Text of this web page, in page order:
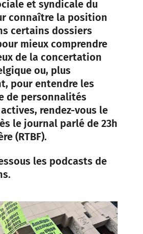
et syndicale du
connaître la position
certains dossiers
mieux comprendre
de la concertation
ou, plus
pour entendre les
de personnalités
rendez-vous le
le journal parlé de 23h
(RTBF).
les podcasts de